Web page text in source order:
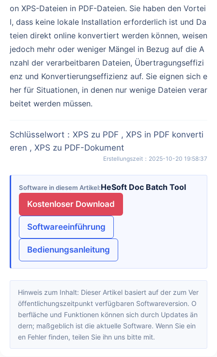
on XPS-Dateien in PDF-Dateien. Sie haben den Vortei
l, dass keine lokale Installation erforderlich ist und Da
teien direkt online konvertiert werden können, weisen
jedoch mehr oder weniger Mängel in Bezug auf die A
nzahl der verarbeitbaren Dateien, Übertragungseffizi
enz und Konvertierungseffizienz auf. Sie eignen sich e
her für Situationen, in denen nur wenige Dateien verar
beitet werden müssen.
Schlüsselwort ： XPS zu PDF , XPS in PDF konverti
eren , XPS zu PDF-Dokument
Erstellungszeit ： 2025-10-20 19:58:37
Software in diesem Artikel HeSoft Doc Batch Tool
Kostenloser Download
Softwareeinführung
Bedienungsanleitung
Hinweis zum Inhalt: Dieser Artikel basiert auf der zum Ver
öffentlichungszeitpunkt verfügbaren Softwareversion. O
berfläche und Funktionen können sich durch Updates än
dern; maßgeblich ist die aktuelle Software. Wenn Sie ein
en Fehler finden, teilen Sie ihn uns bitte mit.